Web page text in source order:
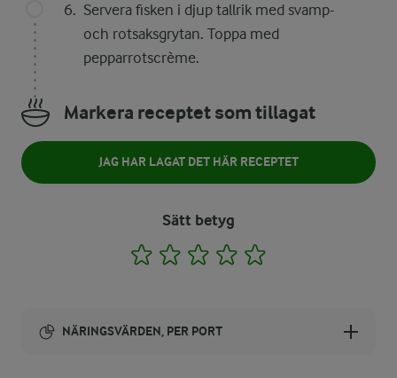
Servera fisken i djup tallrik med svamp-
och rotsaksgrytan. Toppa med
pepparrotscrème.
Markera receptet som tillagat
JAG HAR LAGAT DET HÄR RECEPTET
Sätt betyg
1 2 3 4
NÄRINGSVÄRDEN, PER PORT